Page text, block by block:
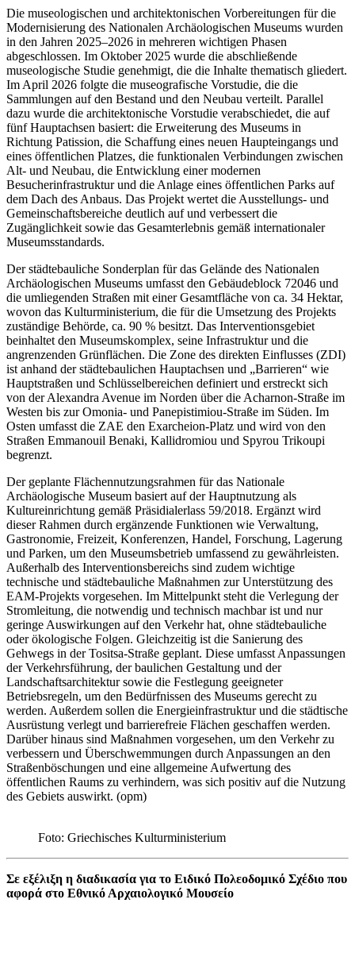
Die museologischen und architektonischen Vorbereitungen für die
Modernisierung des Nationalen Archäologischen Museums wurden
in den Jahren 2025–2026 in mehreren wichtigen Phasen
abgeschlossen. Im Oktober 2025 wurde die abschließende
museologische Studie genehmigt, die die Inhalte thematisch gliedert.
Im April 2026 folgte die museografische Vorstudie, die die
Sammlungen auf den Bestand und den Neubau verteilt. Parallel
dazu wurde die architektonische Vorstudie verabschiedet, die auf
fünf Hauptachsen basiert: die Erweiterung des Museums in
Richtung Patission, die Schaffung eines neuen Haupteingangs und
eines öffentlichen Platzes, die funktionalen Verbindungen zwischen
Alt- und Neubau, die Entwicklung einer modernen
Besucherinfrastruktur und die Anlage eines öffentlichen Parks auf
dem Dach des Anbaus. Das Projekt wertet die Ausstellungs- und
Gemeinschaftsbereiche deutlich auf und verbessert die
Zugänglichkeit sowie das Gesamterlebnis gemäß internationaler
Museumsstandards.
Der städtebauliche Sonderplan für das Gelände des Nationalen
Archäologischen Museums umfasst den Gebäudeblock 72046 und
die umliegenden Straßen mit einer Gesamtfläche von ca. 34 Hektar,
wovon das Kulturministerium, die für die Umsetzung des Projekts
zuständige Behörde, ca. 90 % besitzt. Das Interventionsgebiet
beinhaltet den Museumskomplex, seine Infrastruktur und die
angrenzenden Grünflächen. Die Zone des direkten Einflusses (ZDI)
ist anhand der städtebaulichen Hauptachsen und „Barrieren“ wie
Hauptstraßen und Schlüsselbereichen definiert und erstreckt sich
von der Alexandra Avenue im Norden über die Acharnon-Straße im
Westen bis zur Omonia- und Panepistimiou-Straße im Süden. Im
Osten umfasst die ZAE den Exarcheion-Platz und wird von den
Straßen Emmanouil Benaki, Kallidromiou und Spyrou Trikoupi
begrenzt.
Der geplante Flächennutzungsrahmen für das Nationale
Archäologische Museum basiert auf der Hauptnutzung als
Kultureinrichtung gemäß Präsidialerlass 59/2018. Ergänzt wird
dieser Rahmen durch ergänzende Funktionen wie Verwaltung,
Gastronomie, Freizeit, Konferenzen, Handel, Forschung, Lagerung
und Parken, um den Museumsbetrieb umfassend zu gewährleisten.
Außerhalb des Interventionsbereichs sind zudem wichtige
technische und städtebauliche Maßnahmen zur Unterstützung des
EAM-Projekts vorgesehen. Im Mittelpunkt steht die Verlegung der
Stromleitung, die notwendig und technisch machbar ist und nur
geringe Auswirkungen auf den Verkehr hat, ohne städtebauliche
oder ökologische Folgen. Gleichzeitig ist die Sanierung des
Gehwegs in der Tositsa-Straße geplant. Diese umfasst Anpassungen
der Verkehrsführung, der baulichen Gestaltung und der
Landschaftsarchitektur sowie die Festlegung geeigneter
Betriebsregeln, um den Bedürfnissen des Museums gerecht zu
werden. Außerdem sollen die Energieinfrastruktur und die städtische
Ausrüstung verlegt und barrierefreie Flächen geschaffen werden.
Darüber hinaus sind Maßnahmen vorgesehen, um den Verkehr zu
verbessern und Überschwemmungen durch Anpassungen an den
Straßenböschungen und eine allgemeine Aufwertung des
öffentlichen Raums zu verhindern, was sich positiv auf die Nutzung
des Gebiets auswirkt. (opm)
Foto: Griechisches Kulturministerium
Σε εξέλιξη η διαδικασία για το Ειδικό Πολεοδομικό Σχέδιο που
αφορά στο Εθνικό Αρχαιολογικό Μουσείο